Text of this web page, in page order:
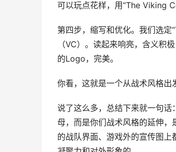
可以玩点花样，用“The Viking
第四步，缩写和优化。我们选
（VC）。读起来响亮，含义积
的Logo，完美。
你看，这就是一个从战术风格出
说了这么多，总结下来就一句话
母，而是你们战术风格的延伸
的战队界面、游戏外的宣传图